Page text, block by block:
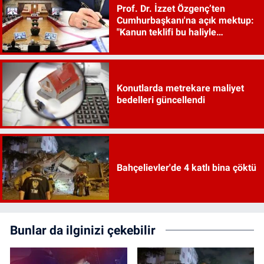
Prof. Dr. İzzet Özgenç’ten
Cumhurbaşkanı'na açık mektup:
"Kanun teklifi bu haliyle
Konutlarda metrekare maliyet
bedelleri güncellendi
Bahçelievler'de 4 katlı bina çöktü
Bunlar da ilginizi çekebilir